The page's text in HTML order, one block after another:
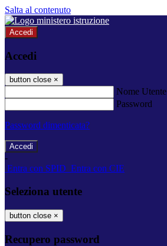
Salta al contenuto
Accedi
Accedi
button close ×
Nome Utente
Password
Password dimenticata?
-
Entra con SPID Entra con CIE
Seleziona utente
button close ×
Recupero password